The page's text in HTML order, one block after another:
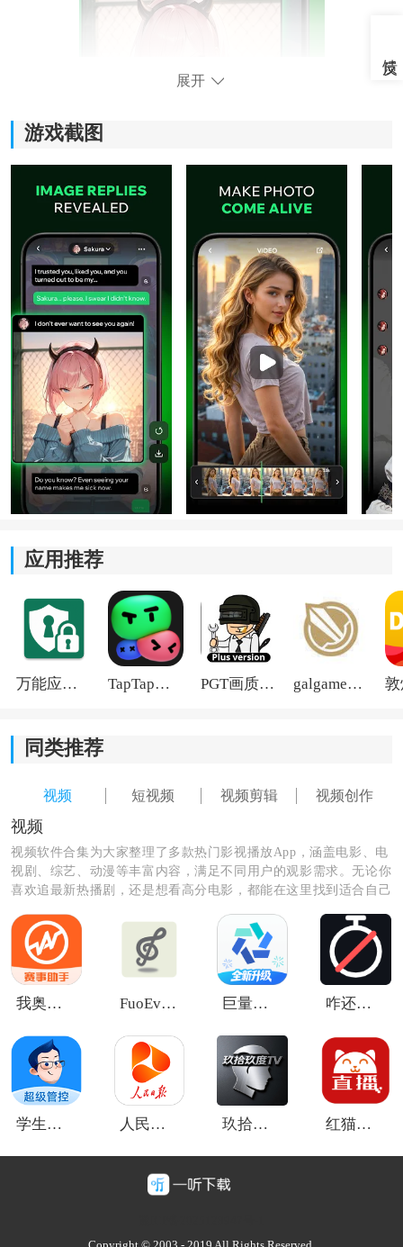
Spellai视频生成软件怎么创作视频
1、打开软件后，点击继续进入下一步操作界面。
2、在页面中选择自己感兴趣的视频创作类型。
展开
游戏截图
应用推荐
万能应用隐藏 TapTap国际版2026 PGT画质助手旧版 galgame游戏盒子2026
同类推荐
视频 短视频 视频剪辑 视频创作
视频
视频软件合集为大家整理了多款热门影视播放App，涵盖电影、电
视剧、综艺、动漫等丰富内容，满足不同用户的观影需求。无论你
喜欢追最新热播剧，还是想看高分电影，都能在这里找到适合自己
精彩观影时光，轻松告别剧荒。
我奥赛事助手 FuoEvolve 巨量百应手机 咋还在刷
学生手机管理 人民日报视界客户端 玖拾玖度TV 红猫影视TV港澳台版